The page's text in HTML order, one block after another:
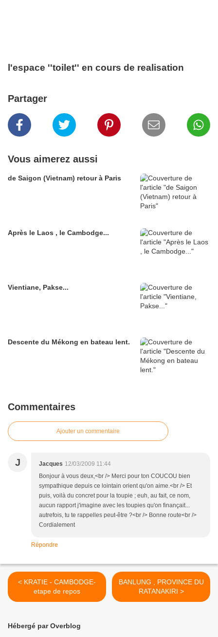
l'espace ''toilet'' en cours de realisation
Partager
Vous aimerez aussi
de Saigon (Vietnam) retour à Paris
Après le Laos , le Cambodge...
Vientiane, Pakse...
Descente du Mékong en bateau lent.
Commentaires
Ajouter un commentaire
J Jacques 12/03/2009 11:44
Bonjour à vous deux,<br /> Merci pour ton COUCOU bien
sympathique depuis ce lointain orient qu'on aime.<br /> Et
puis, voilà du concret pour la toupie ; euh, au fait, ce nom,
aucun rapport j'imagine avec les toupies qu'on finançait...
autrefois, tu te rappelles peut-être ?<br /> Bonne route<br />
Cordialement
Répondre
< KRATIE - CAMBODGE-
etape de repos
BANLUNG , PROVINCE DU
RATANAKIRI >
Hébergé par Overblog